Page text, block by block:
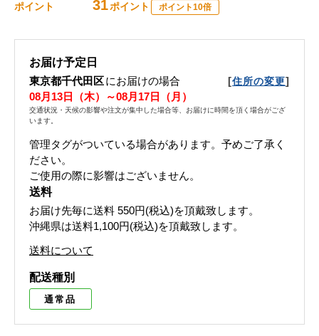
ポイント 31ポイント ポイント10倍
お届け予定日
東京都千代田区にお届けの場合 [住所の変更]
08月13日（木）～08月17日（月）
交通状況・天候の影響や注文が集中した場合等、お届けに時間を頂く場合がござ
います。
管理タグがついている場合があります。予めご了承く
ださい。
ご使用の際に影響はございません。
送料
お届け先毎に送料 550円(税込)を頂戴致します。
沖縄県は送料1,100円(税込)を頂戴致します。
送料について
配送種別
通常品